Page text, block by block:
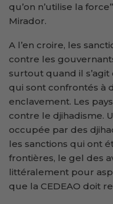
qu’on n’utilise la
Mirador.
A l’en croire, les
contre les
surtout quand il
qui sont confrontés à
enclavement. Les
contre le djihadisme.
occupée par des
les sanctions qui ont
frontières, le gel des
littéralement pour
que la CEDEAO doit